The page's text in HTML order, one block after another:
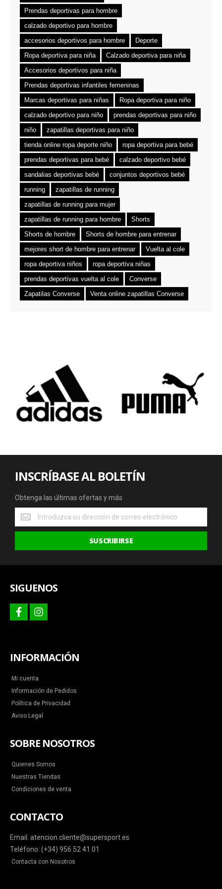
Prendas deportivas para hombre
calzado deportivo para hombre
accesorios deportivos para hombre
Deporte
Ropa deportiva para niña
Calzado deportiva para niña
Accesorios deportivos para niña
Prendas deportivas infantiles femeninas
Marcas deportivas para niñas
Ropa deportiva para niño
calzado deportivo para niño
prendas deportivas para niño
niño
zapatillas deportivas para niño
tienda online ropa deporte niño
ropa deportiva para bebé
prendas deportivas para bebé
calzado deportivo bebé
sandalias deportivas bebé
conjuntos deportivos bebé
running
zapatillas de running
zapatillas de running para mujer
zapatillas de running para hombre
Shorts
Shorts de hombre
Shorts de hombre para entrenar
mejores short de hombre para entrenar
Vuelta al cole
ropa deportiva niños
ropa deportiva niñas
prendas deportivas vuelta al cole
Converse
Zapatilas Converse
Venta online zapatillas Converse
‹ ›
INSCRÍBASE AL BOLETÍN
Obtenga las últimas ofertas y más
Obtenga
las
últimas
y
SUSCRIBIRSE
SIGUENOS
facebookinstagram
INFORMACIÓN
Mi cuenta
Información de Pedidos
Política de Privacidad
Aviso Legal
SOBRE NOSOTROS
Quienes Somos
Nuestras Tiendas
Condiciones de venta
CONTACTO
Email: atencion.cliente@supersport.es
Teléfono: (+34) 956 52 41 01
Contacta con Nosotros